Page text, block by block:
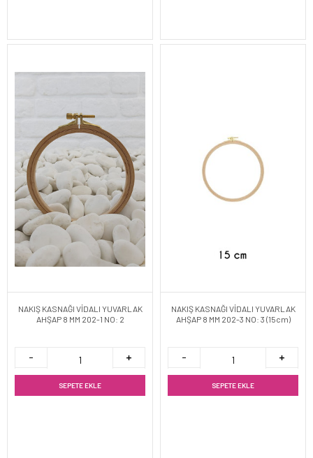
NAKIŞ KASNAĞI VİDALI YUVARLAK
AHŞAP 8 MM 202-1 NO: 2
SEPETE EKLE
NAKIŞ KASNAĞI VİDALI YUVARLAK
AHŞAP 8 MM 202-3 NO: 3 (15cm)
SEPETE EKLE